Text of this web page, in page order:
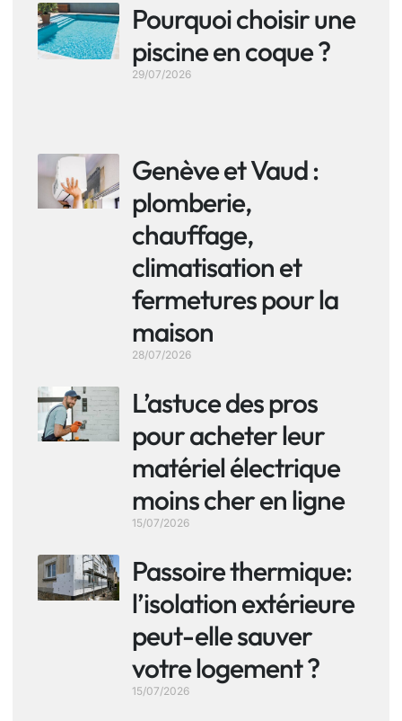
Pourquoi choisir une
piscine en coque ?
29/07/2026
Genève et Vaud :
plomberie,
chauffage,
climatisation et
fermetures pour la
maison
28/07/2026
L’astuce des pros
pour acheter leur
matériel électrique
moins cher en ligne
15/07/2026
Passoire thermique:
l’isolation extérieure
peut-elle sauver
votre logement ?
15/07/2026